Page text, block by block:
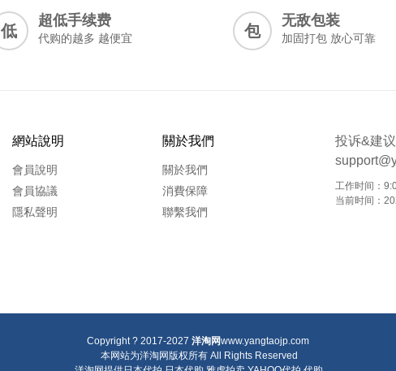
低
超低手续费
代购的越多 越便宜 包
无敌包装
加固打包 放心可靠
網站說明
會員說明
會員協議
隱私聲明
關於我們
關於我們
消費保障
聯繫我們
投诉&建议
工作时间：
当前时间：
Copyright ? 2017-2027 洋淘网www.yangtaojp.com
本网站为洋淘网版权所有 All Rights Reserved